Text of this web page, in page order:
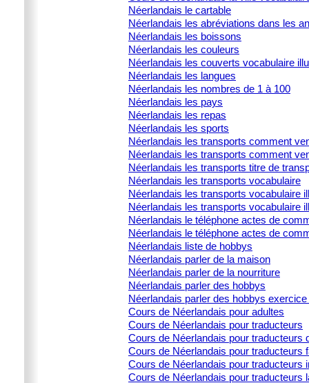
Néerlandais le cartable
Néerlandais les abréviations dans les
Néerlandais les boissons
Néerlandais les couleurs
Néerlandais les couverts vocabulaire
Néerlandais les langues
Néerlandais les nombres de 1 à 100
Néerlandais les pays
Néerlandais les repas
Néerlandais les sports
Néerlandais les transports comment
Néerlandais les transports comment
Néerlandais les transports titre de
Néerlandais les transports vocabulaire
Néerlandais les transports vocabulaire
Néerlandais les transports vocabulaire
Néerlandais le téléphone actes de
Néerlandais le téléphone actes de
Néerlandais liste de hobbys
Néerlandais parler de la maison
Néerlandais parler de la nourriture
Néerlandais parler des hobbys
Néerlandais parler des hobbys
Cours de Néerlandais pour adultes
Cours de Néerlandais pour traducteurs
Cours de Néerlandais pour traducteurs
Cours de Néerlandais pour traducteurs
Cours de Néerlandais pour traducteurs
Cours de Néerlandais pour traducteurs